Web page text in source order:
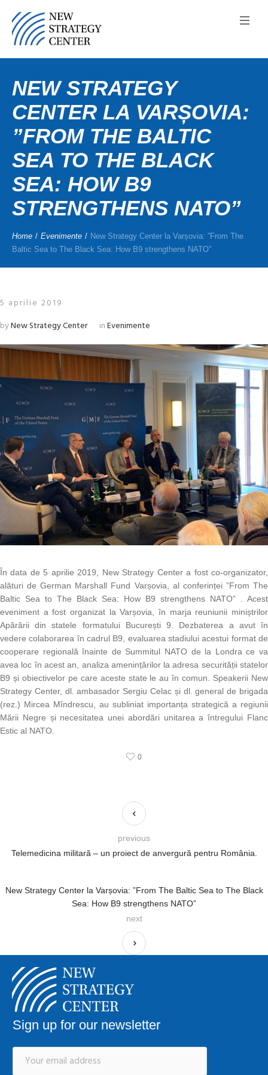
NEW STRATEGY
CENTER LA VARȘOVIA:
”FROM THE BALTIC
SEA TO THE BLACK
SEA: HOW B9
STRENGTHENS NATO”
Home / Evenimente / New Strategy Center la Varșovia: ”From The
Baltic Sea to The Black Sea: How B9 strengthens NATO”
5 aprilie 2019
byNew Strategy Center inEvenimente
În data de 5 aprilie 2019, New Strategy Center a fost co-organizator,
alături de German Marshall Fund Varșovia, al conferinței ”From The
Baltic Sea to The Black Sea: How B9 strengthens NATO” . Acest
eveniment a fost organizat la Varșovia, în marja reuniunii miniștrilor
Apărării din statele formatului București 9. Dezbaterea a avut în
vedere colaborarea în cadrul B9, evaluarea stadiului acestui format de
cooperare regională înainte de Summitul NATO de la Londra ce va
avea loc în acest an, analiza amenințărilor la adresa securității statelor
B9 și obiectivelor pe care aceste state le au în comun. Speakerii New
Strategy Center, dl. ambasador Sergiu Celac și dl. general de brigada
(rez.) Mircea Mîndrescu, au subliniat importanța strategică a regiunii
Mării Negre și necesitatea unei abordări unitarea a întregului Flanc
Estic al NATO.
0
Telemedicina militară – un proiect de anvergură pentru România.
previous
New Strategy Center la Varșovia: ”From The Baltic Sea to The Black
Sea: How B9 strengthens NATO”
next
Sign up for our newsletter